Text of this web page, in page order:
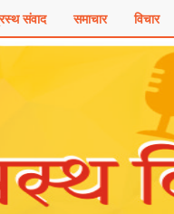
संवाद समाचार विचार